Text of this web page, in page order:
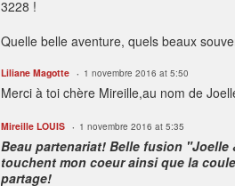
3228 !
Quelle belle aventure, quels beaux
Liliane Magotte 1 novembre 2016 at 5:50
Merci à toi chère Mireille,au nom de
Mireille LOUIS 1 novembre 2016 at 5:35
Beau partenariat! Belle fusion
touchent mon coeur ainsi que la
partage!